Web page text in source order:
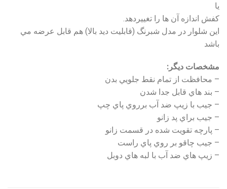
يا
كفش اندازه آن ها را تغييردهد.
اين شلوار در مدل شبرنگ (قابليت ديد بالا) هم قابل عرضه مي
باشد
مشخصات ديگر:
– محافظت از تمام نقط جلويي بدن
– بند هاي قابل جدا شدن
– جيب با زيپ ضد آب برروي پاي چپ
– جيب براي پد زانو
– پارچه تقويت شده در قسمت زانو
– جيب چاقو بر روي پاي راست
– زيپ هاي ضد آب با لبه هاي دوبل